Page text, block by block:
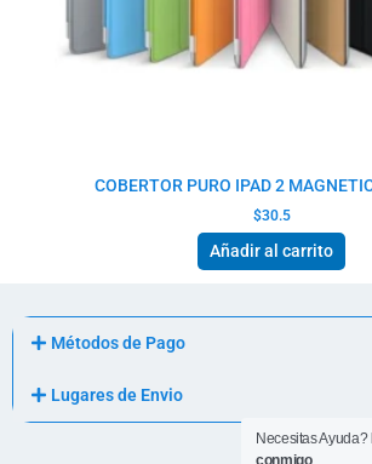
COBERTOR PURO IPAD 2
$30.5
Añadir al carrito
Métodos de Pago
Lugares de Envio
Necesitas Ayuda?
conmigo